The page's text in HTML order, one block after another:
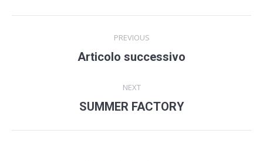
navigation
PREVIOUS
Previous
Articolo successivo
NEXT
Next
SUMMER FACTORY